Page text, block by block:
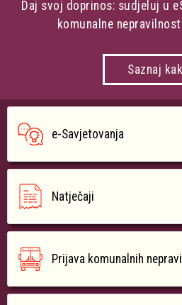
Daj svoj doprinos: sudjeluj u
komunalne
Saznaj
e-Savjetovanja
Natječaji
Prijava komunalnih